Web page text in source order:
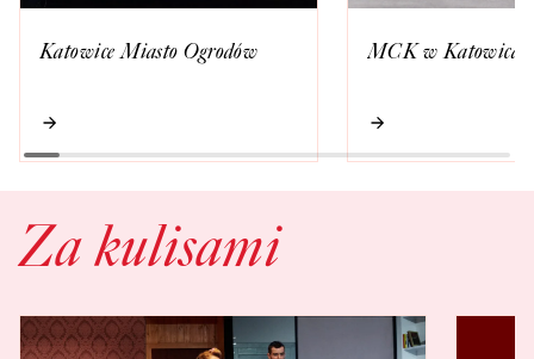
Katowice Miasto Ogrodów MCK w
Za kulisami